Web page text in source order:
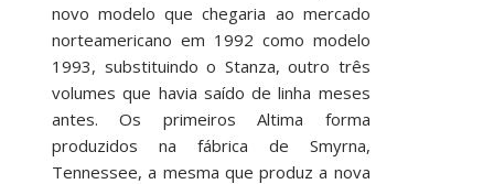
novo modelo que chegaria ao mercado
norteamericano em 1992 como modelo
1993, substituindo o Stanza, outro três
volumes que havia saído de linha meses
antes. Os primeiros Altima forma
produzidos na fábrica de Smyrna,
Tennessee, a mesma que produz a nova